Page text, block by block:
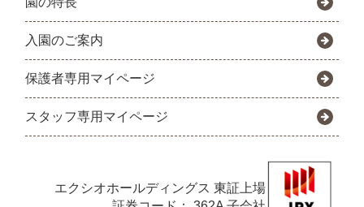
入園のご案内
保護者専用マイページ
スタッフ専用マイページ
エクシオホールディングス 東証上場